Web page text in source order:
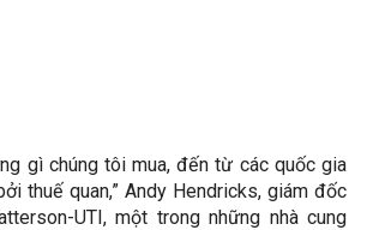
gì chúng tôi mua, đến từ các quốc gia
thuế quan,” Andy Hendricks, giám đốc
UTI, một trong những nhà cung